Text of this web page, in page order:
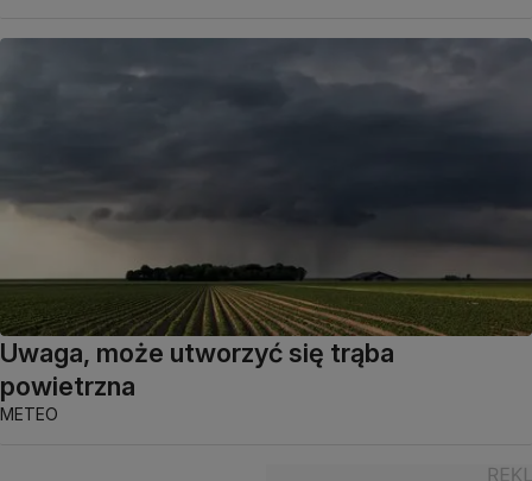
Uwaga, może utworzyć się trąba
powietrzna
METEO